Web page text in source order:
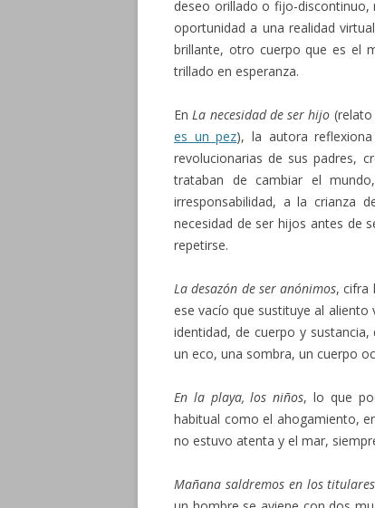
deseo orillado o fijo-discontinuo,
oportunidad a una realidad
brillante, otro cuerpo que es el
trillado en esperanza.
EnLa necesidad de ser hijo
es un pez), la autora
revolucionarias de sus padres,
trataban de cambiar el
irresponsabilidad, a la crianza
necesidad de ser hijos antes de
repetirse.
La desazón de ser anónimos, cifra
ese vacío que sustituye al aliento
identidad, de cuerpo y
un eco, una sombra, un cuerpo
En la playa, los niños, lo que
habitual como el ahogamiento,
no estuvo atenta y el mar,
Mañana saldremos en los titulares